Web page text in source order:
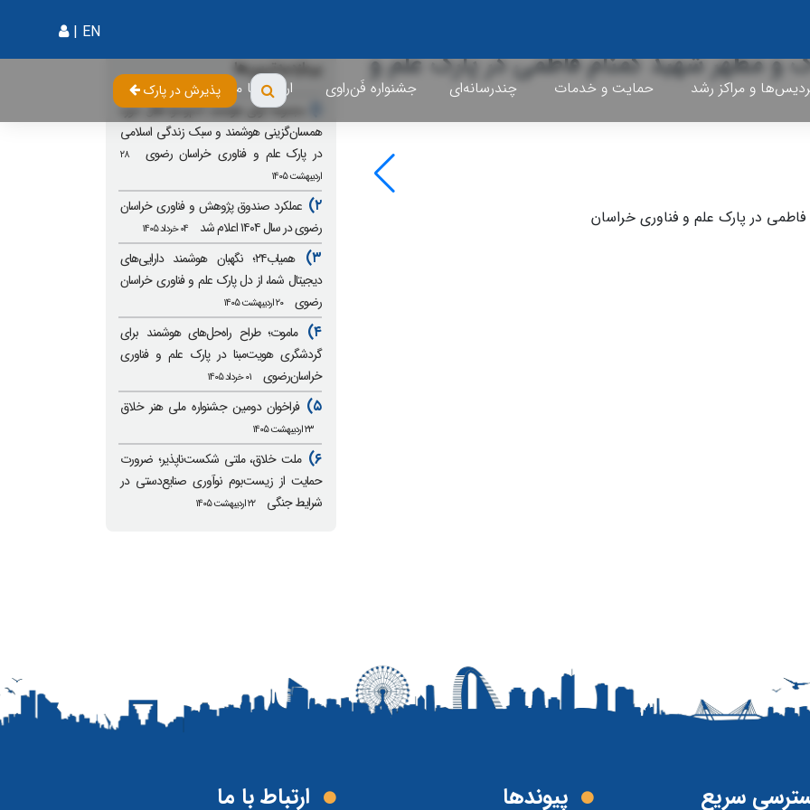
EN
|
و مراکز رشد حمایت و خدمات چندرسانه‌ای جشنواره فَن‌راوی ارتباط با ما پذیرش در پارک
و مطهر شهید گمنام فاطمی در پارک علم و
در پارک علم و فناوری خراسان
پربازدیدترین‌ها
مجموعه آوای هوشمند آدم‌وحوا فعال حوزه
همسان‌گزینی هوشمند و سبک زندگی اسلامی
در پارک علم و فناوری خراسان رضوی
۲۸
اردیبهشت ۱۴۰۵
۲)
عملکرد صندوق پژوهش و فناوری خراسان
رضوی در سال ۱۴۰۴ اعلام شد
۰۴ خرداد ۱۴۰۵
۳)
همیاب۲۴؛ نگهبان هوشمند دارایی‌های
دیجیتال شما، از دل پارک علم و فناوری خراسان
رضوی
۲۰ اردیبهشت ۱۴۰۵
۴)
ماموت؛ طراح راه‌حل‌های هوشمند برای
گردشگری هویت‌مبنا در پارک علم و فناوری
خراسان‌رضوی
۰۱ خرداد ۱۴۰۵
۵) فراخوان دومین جشنواره ملی هنر خلاق
۲۳ اردیبهشت ۱۴۰۵
۶)
ملت خلاق، ملتی شکست‌ناپذیر؛ ضرورت
حمایت از زیست‌بوم نوآوری صنایع‌دستی در
شرایط جنگی
۲۲ اردیبهشت ۱۴۰۵
سریع پیوند‌ها ارتباط با ما